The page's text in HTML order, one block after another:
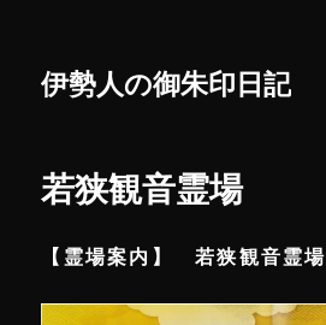
伊勢人の御朱印日記
若狭観音霊場
【霊場案内】 若狭観音霊場